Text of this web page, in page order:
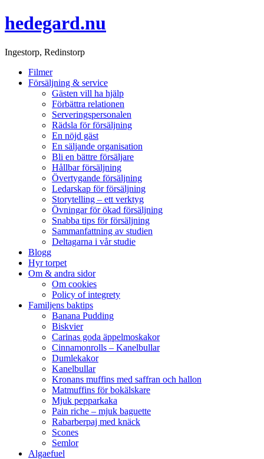
hedegard.nu
Ingestorp, Redinstorp
Filmer
Försäljning & service
Gästen vill ha hjälp
Förbättra relationen
Serveringspersonalen
Rädsla för försäljning
En nöjd gäst
En säljande organisation
Bli en bättre försäljare
Hållbar försäljning
Övertygande försäljning
Ledarskap för försäljning
Storytelling – ett verktyg
Övningar för ökad försäljning
Snabba tips för försäljning
Sammanfattning av studien
Deltagarna i vår studie
Blogg
Hyr torpet
Om & andra sidor
Om cookies
Policy of integrety
Familjens baktips
Banana Pudding
Biskvier
Carinas goda äppelmoskakor
Cinnamonrolls – Kanelbullar
Dumlekakor
Kanelbullar
Kronans muffins med saffran och hallon
Matmuffins för bokälskare
Mjuk pepparkaka
Pain riche – mjuk baguette
Rabarberpaj med knäck
Scones
Semlor
Algaefuel